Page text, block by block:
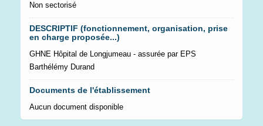
Non sectorisé
DESCRIPTIF (fonctionnement, organisation, prise
en charge proposée...)
GHNE Hôpital de Longjumeau - assurée par EPS
Barthélémy Durand
Documents de l'établissement
Aucun document disponible